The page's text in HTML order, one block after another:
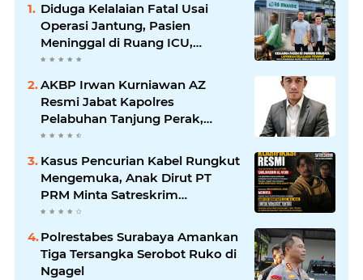
Diduga Kelalaian Fatal Usai
Operasi Jantung, Pasien
Meninggal di Ruang ICU,
Keluarga Tuntut RSUD dr.
Soewandhie Bertanggung
Jawab
AKBP Irwan Kurniawan AZ
Resmi Jabat Kapolres
Pelabuhan Tanjung Perak,
Pimpinan Redaksi
HarianMataBerita.com
Sampaikan Ucapan Selamat
Kasus Pencurian Kabel Rungkut
Mengemuka, Anak Dirut PT
PRM Minta Satreskrim
Polrestabes Surabaya Usut
Hingga Tuntas
Polrestabes Surabaya Amankan
Tiga Tersangka Serobot Ruko di
Ngagel